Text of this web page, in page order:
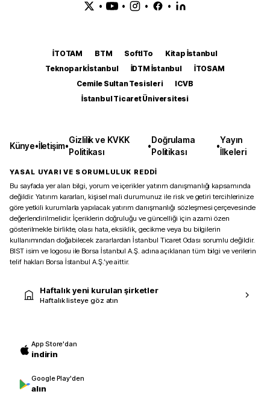
• • • •
İTOTAM BTM SoftITo
Kitap İstanbul
Teknopark İstanbul
İDTM İstanbul
İTOSAM
Cemile Sultan Tesisleri
ICVB
İstanbul Ticaret Üniversitesi
Künye•İletişim•
Gizlilik ve KVKK
Politikası
•
Doğrulama
Politikası
•
Yayın
İlkeleri
YASAL UYARI VE SORUMLULUK REDDİ
Bu sayfada yer alan bilgi, yorum ve içerikler yatırım danışmanlığı kapsamında
değildir. Yatırım kararları, kişisel mali durumunuz ile risk ve getiri tercihlerinize
göre yetkili kurumlarla yapılacak yatırım danışmanlığı sözleşmesi çerçevesinde
değerlendirilmelidir. İçeriklerin doğruluğu ve güncelliği için azami özen
gösterilmekle birlikte, olası hata, eksiklik, gecikme veya bu bilgilerin
kullanımından doğabilecek zararlardan İstanbul Ticaret Odası sorumlu değildir.
BIST isim ve logosu ile Borsa İstanbul A.Ş. adına açıklanan tüm bilgi ve verilerin
telif hakları Borsa İstanbul A.Ş.’ye aittir.
Haftalık yeni kurulan şirketler
Haftalık listeye göz atın
App Store'dan
indirin
Google Play'den
alın